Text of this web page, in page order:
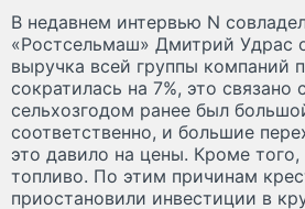
В недавнем интервью N
«Ростсельмаш» Дмитрий Удрас
выручка всей группы компаний
сократилась на 7%, это связано
сельхозгодом ранее был
соответственно, и большие
это давило на цены. Кроме
топливо. По этим причинам
приостановили инвестиции в